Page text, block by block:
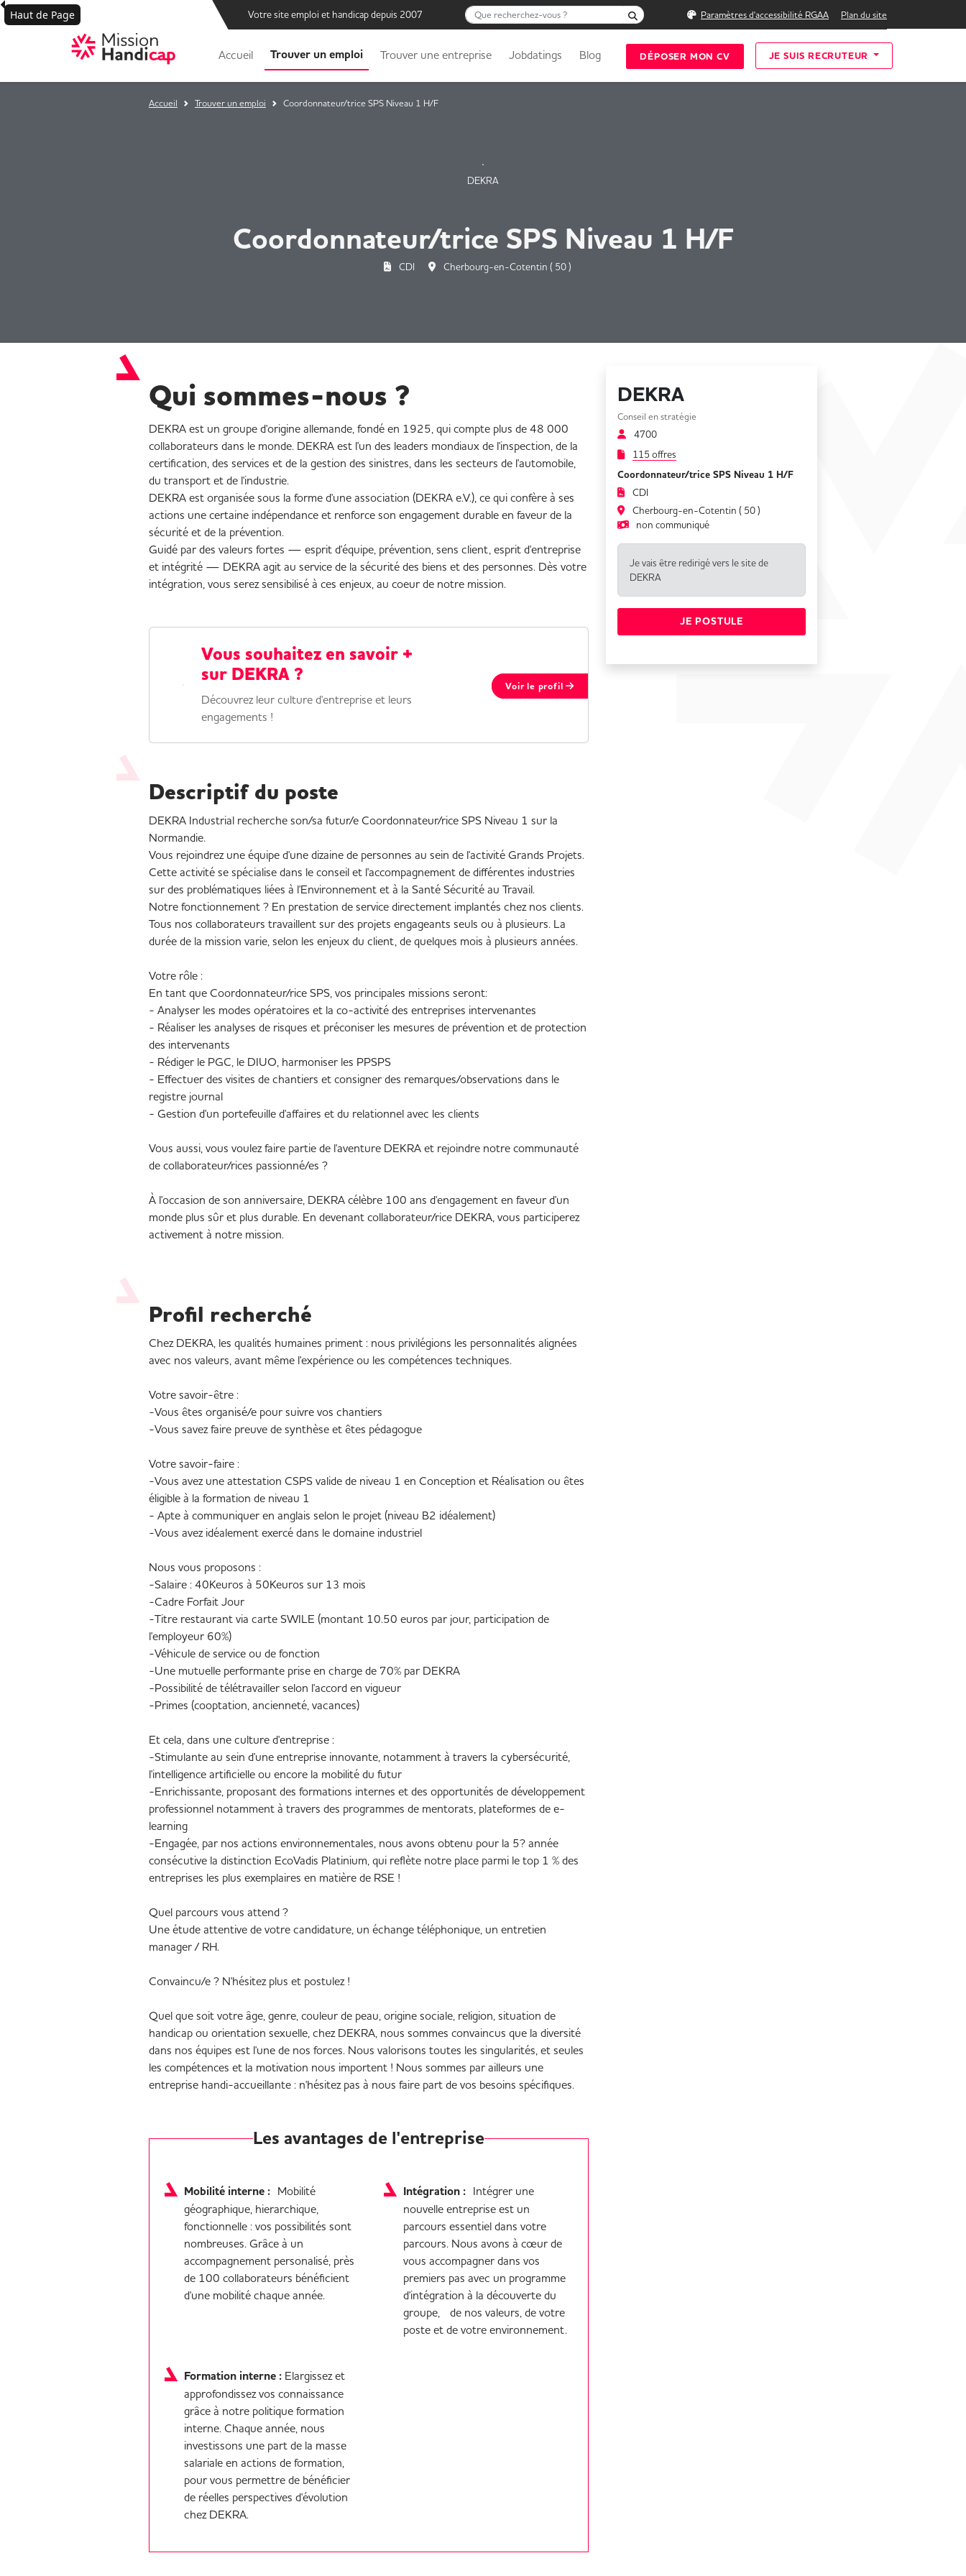
Votre site emploi et handicap depuis 2007 Que recherchez-vous ? Rechercher Paramètres d'accessibilité RGAA Plan du site
Accueil Trouver un emploi Trouver une entreprise Jobdatings Blog DÉPOSER MON CV JE SUIS RECRUTEUR
Accueil Trouver un emploi Coordonnateur/trice SPS Niveau 1 H/F
DEKRA
Coordonnateur/trice SPS Niveau 1 H/F
CDI Cherbourg-en-Cotentin ( 50 )
Qui sommes-nous ?
DEKRA est un groupe d'origine allemande, fondé en 1925, qui compte plus de 48 000
collaborateurs dans le monde. DEKRA est l'un des leaders mondiaux de l'inspection, de la
certification, des services et de la gestion des sinistres, dans les secteurs de l'automobile,
du transport et de l'industrie.
DEKRA est organisée sous la forme d'une association (DEKRA e.V.), ce qui confère à ses
actions une certaine indépendance et renforce son engagement durable en faveur de la
sécurité et de la prévention.
Guidé par des valeurs fortes — esprit d'équipe, prévention, sens client, esprit d'entreprise
et intégrité — DEKRA agit au service de la sécurité des biens et des personnes. Dès votre
intégration, vous serez sensibilisé à ces enjeux, au coeur de notre mission.
Vous souhaitez en savoir +
sur DEKRA ?
Découvrez leur culture d'entreprise et leurs
engagements !
Voir le profil
Descriptif du poste
DEKRA Industrial recherche son/sa futur/e Coordonnateur/rice SPS Niveau 1 sur la
Normandie.
Vous rejoindrez une équipe d'une dizaine de personnes au sein de l'activité Grands Projets.
Cette activité se spécialise dans le conseil et l'accompagnement de différentes industries
sur des problématiques liées à l'Environnement et à la Santé Sécurité au Travail.
Notre fonctionnement ? En prestation de service directement implantés chez nos clients.
Tous nos collaborateurs travaillent sur des projets engageants seuls ou à plusieurs. La
durée de la mission varie, selon les enjeux du client, de quelques mois à plusieurs années.
Votre rôle :
En tant que Coordonnateur/rice SPS, vos principales missions seront:
- Analyser les modes opératoires et la co-activité des entreprises intervenantes
- Réaliser les analyses de risques et préconiser les mesures de prévention et de protection
des intervenants
- Rédiger le PGC, le DIUO, harmoniser les PPSPS
- Effectuer des visites de chantiers et consigner des remarques/observations dans le
registre journal
- Gestion d'un portefeuille d'affaires et du relationnel avec les clients
Vous aussi, vous voulez faire partie de l'aventure DEKRA et rejoindre notre communauté
de collaborateur/rices passionné/es ?
À l'occasion de son anniversaire, DEKRA célèbre 100 ans d'engagement en faveur d'un
monde plus sûr et plus durable. En devenant collaborateur/rice DEKRA, vous participerez
activement à notre mission.
Profil recherché
Chez DEKRA, les qualités humaines priment : nous privilégions les personnalités alignées
avec nos valeurs, avant même l'expérience ou les compétences techniques.
Votre savoir-être :
-Vous êtes organisé/e pour suivre vos chantiers
-Vous savez faire preuve de synthèse et êtes pédagogue
Votre savoir-faire :
-Vous avez une attestation CSPS valide de niveau 1 en Conception et Réalisation ou êtes
éligible à la formation de niveau 1
- Apte à communiquer en anglais selon le projet (niveau B2 idéalement)
-Vous avez idéalement exercé dans le domaine industriel
Nous vous proposons :
-Salaire : 40Keuros à 50Keuros sur 13 mois
-Cadre Forfait Jour
-Titre restaurant via carte SWILE (montant 10.50 euros par jour, participation de
l'employeur 60%)
-Véhicule de service ou de fonction
-Une mutuelle performante prise en charge de 70% par DEKRA
-Possibilité de télétravailler selon l'accord en vigueur
-Primes (cooptation, ancienneté, vacances)
Et cela, dans une culture d'entreprise :
-Stimulante au sein d'une entreprise innovante, notamment à travers la cybersécurité,
l'intelligence artificielle ou encore la mobilité du futur
-Enrichissante, proposant des formations internes et des opportunités de développement
professionnel notamment à travers des programmes de mentorats, plateformes de e-
learning
-Engagée, par nos actions environnementales, nous avons obtenu pour la 5? année
consécutive la distinction EcoVadis Platinium, qui reflète notre place parmi le top 1 % des
entreprises les plus exemplaires en matière de RSE !
Quel parcours vous attend ?
Une étude attentive de votre candidature, un échange téléphonique, un entretien
manager / RH.
Convaincu/e ? N'hésitez plus et postulez !
Quel que soit votre âge, genre, couleur de peau, origine sociale, religion, situation de
handicap ou orientation sexuelle, chez DEKRA, nous sommes convaincus que la diversité
dans nos équipes est l'une de nos forces. Nous valorisons toutes les singularités, et seules
les compétences et la motivation nous importent ! Nous sommes par ailleurs une
entreprise handi-accueillante : n'hésitez pas à nous faire part de vos besoins spécifiques.
Les avantages de l'entreprise
Mobilité interne : Mobilité
géographique, hierarchique,
fonctionnelle : vos possibilités sont
nombreuses. Grâce à un
accompagnement personalisé, près
de 100 collaborateurs bénéficient
d'une mobilité chaque année.
Intégration : Intégrer une
nouvelle entreprise est un
parcours essentiel dans votre
parcours. Nous avons à cœur de
vous accompagner dans vos
premiers pas avec un programme
d'intégration à la découverte du
groupe, de nos valeurs, de votre
poste et de votre environnement.
Formation interne : Elargissez et
approfondissez vos connaissance
grâce à notre politique formation
interne. Chaque année, nous
investissons une part de la masse
salariale en actions de formation,
pour vous permettre de bénéficier
de réelles perspectives d'évolution
chez DEKRA.
DEKRA
Conseil en stratégie
4700collaborateurs
115 offres
Coordonnateur/trice SPS Niveau 1 H/F
CDI
Cherbourg-en-Cotentin ( 50 )
non communiqué
Je vais être redirigé vers le site de
DEKRA
JE POSTULE
Haut de Page